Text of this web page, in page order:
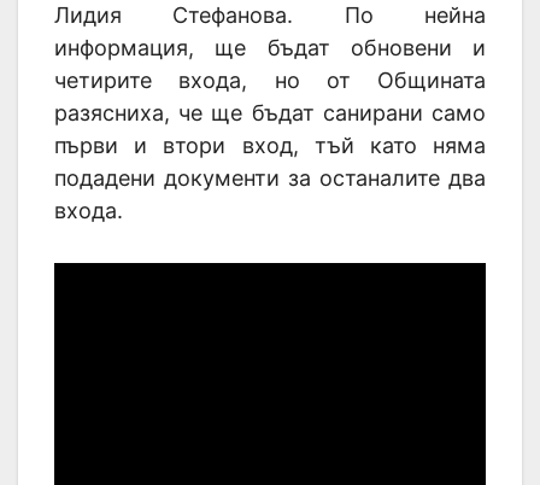
Лидия Стефанова. По нейна
информация, ще бъдат обновени и
четирите входа, но от Общината
разясниха, че ще бъдат санирани само
първи и втори вход, тъй като няма
подадени документи за останалите два
входа.